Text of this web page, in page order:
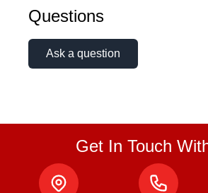
Questions
Ask a question
Get In Touch